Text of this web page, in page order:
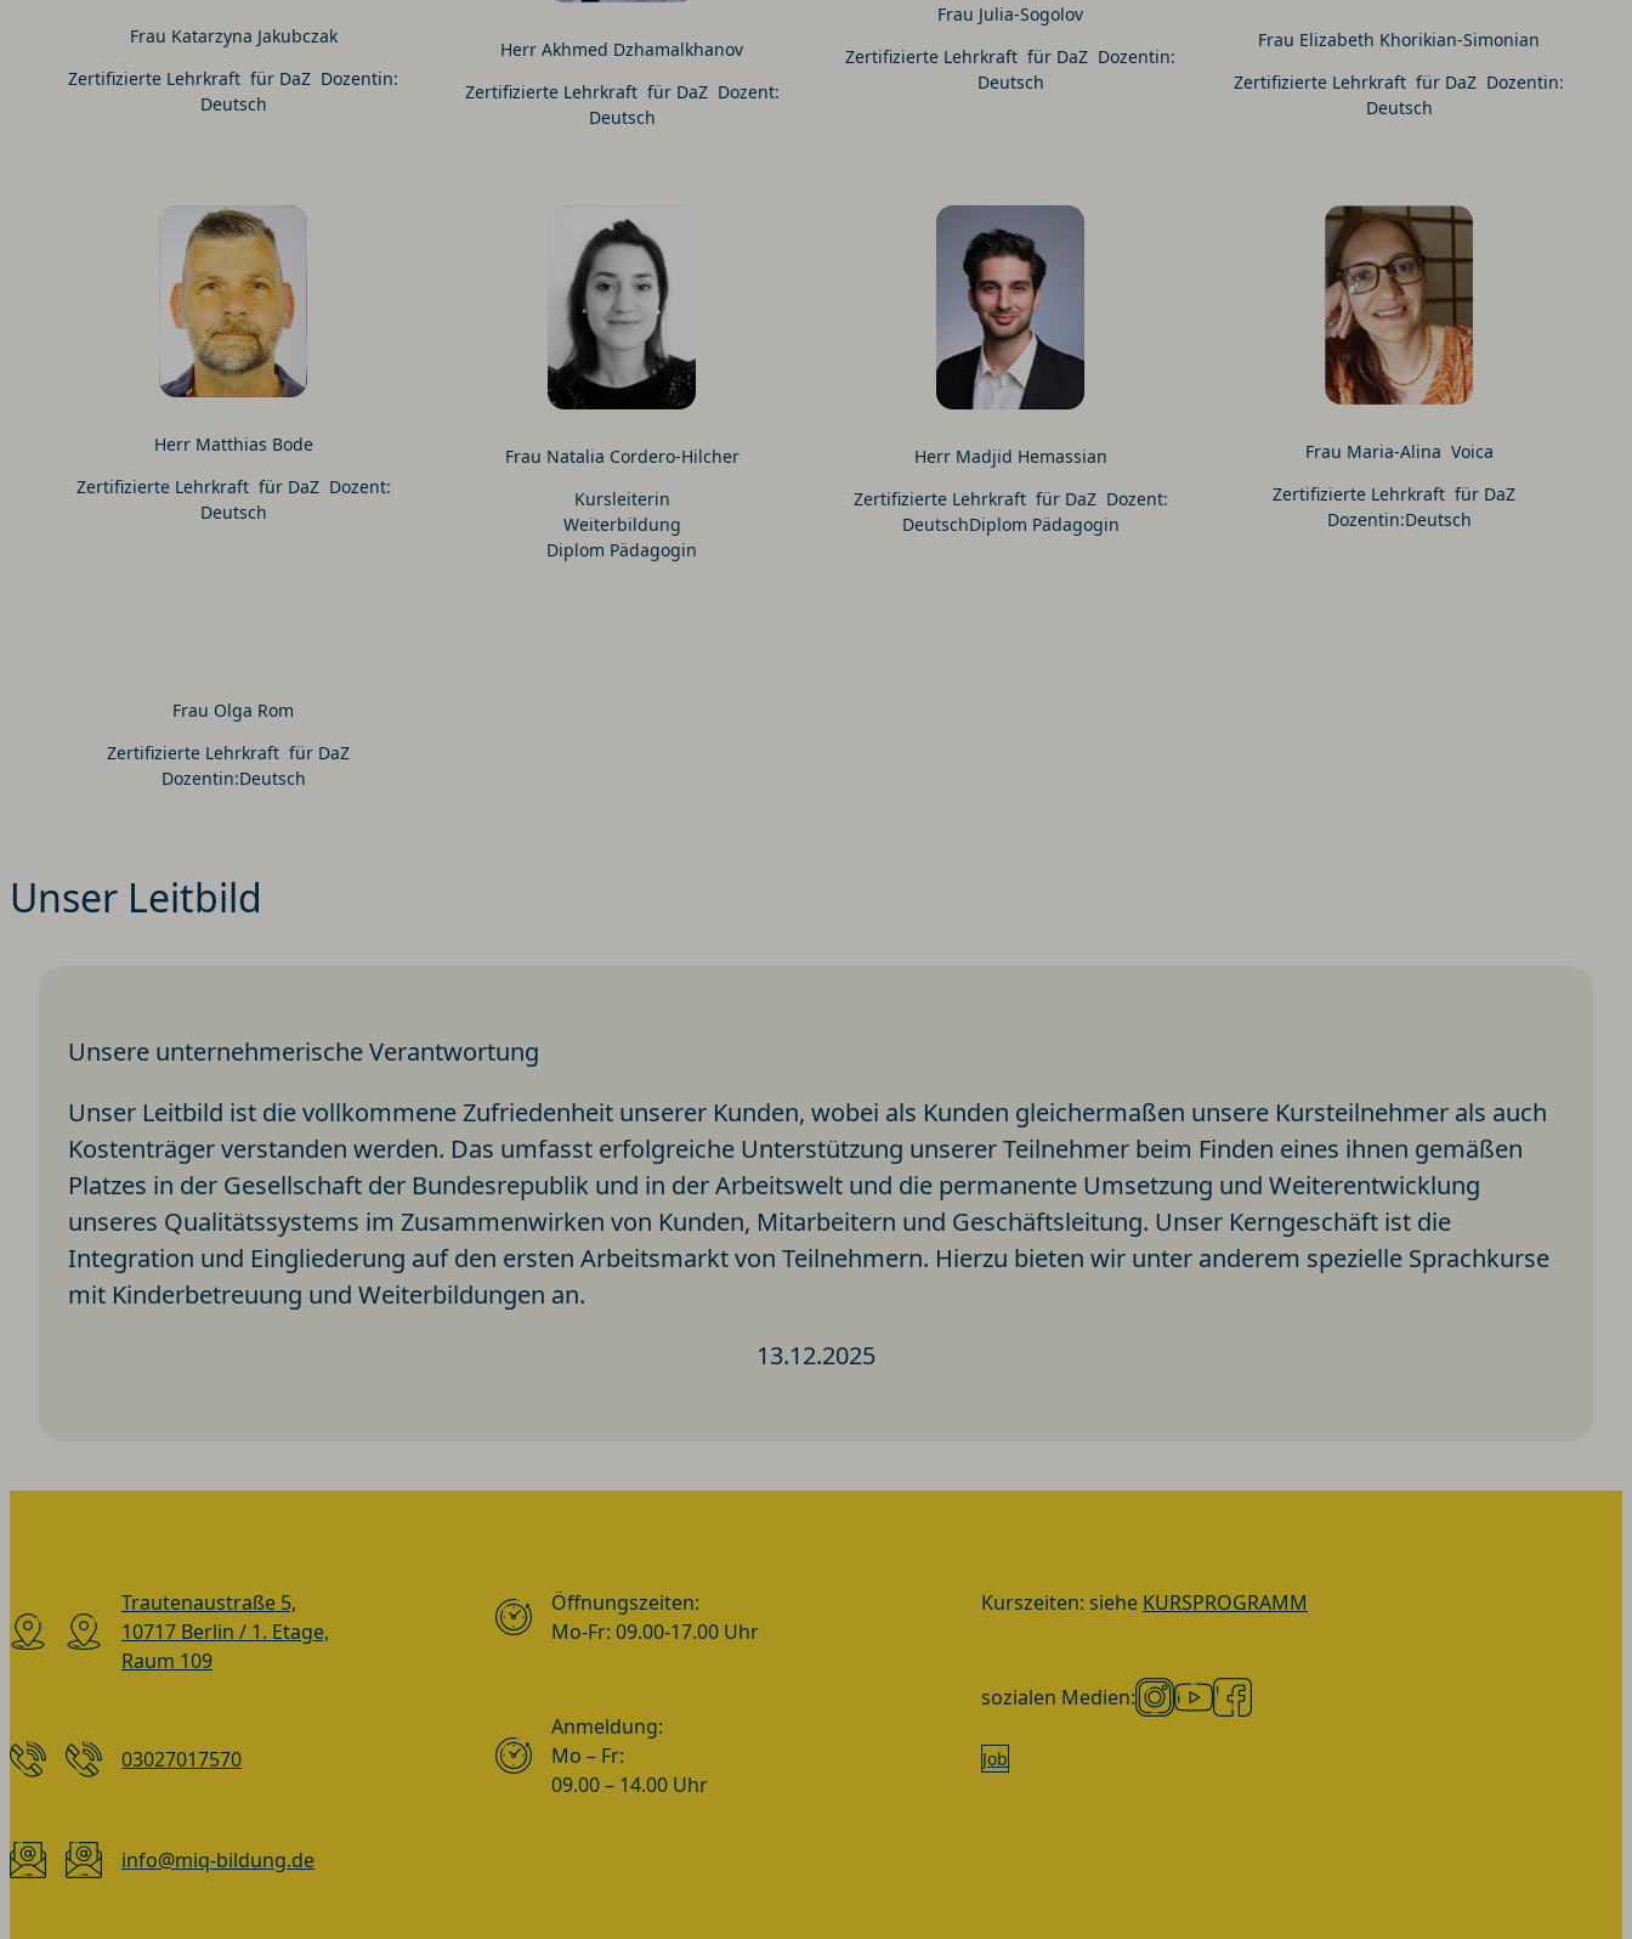
Frau Katarzyna Jakubczak
Zertifizierte Lehrkraft für DaZ Dozentin:
Deutsch
Herr Akhmed Dzhamalkhanov
Zertifizierte Lehrkraft für DaZ Dozent:
Deutsch
Frau Julia-Sogolov
Zertifizierte Lehrkraft für DaZ Dozentin:
Deutsch
Frau Elizabeth Khorikian-Simonian
Zertifizierte Lehrkraft für DaZ Dozentin:
Deutsch
Herr Matthias Bode
Zertifizierte Lehrkraft für DaZ Dozent:
Deutsch
Frau Natalia Cordero-Hilcher
Kursleiterin
Weiterbildung
Diplom Pädagogin
Herr Madjid Hemassian
Zertifizierte Lehrkraft für DaZ Dozent:
DeutschDiplom Pädagogin
Frau Maria-Alina Voica
Zertifizierte Lehrkraft für DaZ
Dozentin:Deutsch
Frau Olga Rom
Zertifizierte Lehrkraft für DaZ
Dozentin:Deutsch
Unser Leitbild
Unsere unternehmerische Verantwortung
Unser Leitbild ist die vollkommene Zufriedenheit unserer Kunden, wobei als Kunden gleichermaßen unsere Kursteilnehmer als auch
Kostenträger verstanden werden. Das umfasst erfolgreiche Unterstützung unserer Teilnehmer beim Finden eines ihnen gemäßen
Platzes in der Gesellschaft der Bundesrepublik und in der Arbeitswelt und die permanente Umsetzung und Weiterentwicklung
unseres Qualitätssystems im Zusammenwirken von Kunden, Mitarbeitern und Geschäftsleitung. Unser Kerngeschäft ist die
Integration und Eingliederung auf den ersten Arbeitsmarkt von Teilnehmern. Hierzu bieten wir unter anderem spezielle Sprachkurse
mit Kinderbetreuung und Weiterbildungen an.
13.12.2025
Trautenaustraße 5,
10717 Berlin / 1. Etage,
Raum 109
03027017570
info@miq-bildung.de
Öffnungszeiten:
Mo-Fr: 09.00-17.00 Uhr
Anmeldung:
Mo – Fr:
09.00 – 14.00 Uhr
Kurszeiten: siehe KURSPROGRAMM
sozialen Medien:
Job